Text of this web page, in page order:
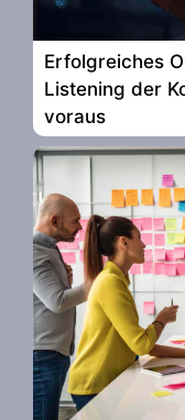
Erfolgreiches
Listening der
voraus